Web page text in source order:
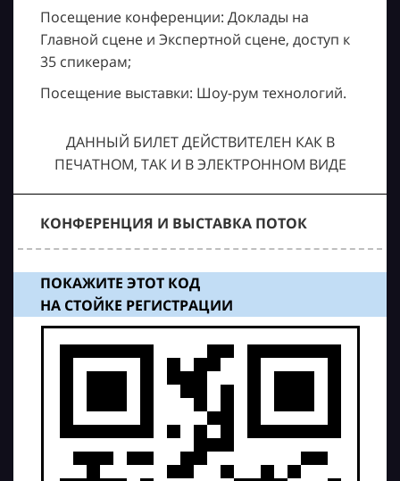
Посещение конференции: Доклады на
Главной сцене и Экспертной сцене, доступ к
35 спикерам;
Посещение выставки: Шоу-рум технологий.
ДАННЫЙ БИЛЕТ ДЕЙСТВИТЕЛЕН КАК В
ПЕЧАТНОМ, ТАК И В ЭЛЕКТРОННОМ ВИДЕ
КОНФЕРЕНЦИЯ И ВЫСТАВКА ПОТОК
ПОКАЖИТЕ ЭТОТ КОД
НА СТОЙКЕ РЕГИСТРАЦИИ